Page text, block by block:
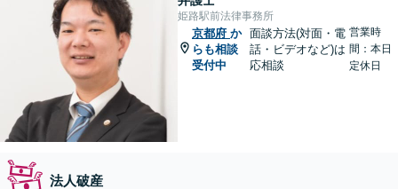
姫路駅前法律事務所
京都府 か
らも相談
受付中
面談方法(対面・電
話・ビデオなど)は
応相談
営業時
間：本日
定休日
法人破産